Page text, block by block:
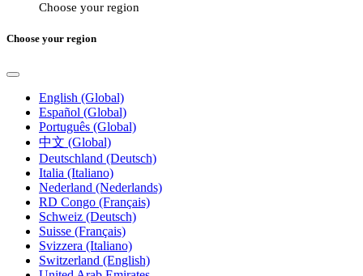
Choose your region
Choose your region
English (Global)
Español (Global)
Português (Global)
中文 (Global)
Deutschland (Deutsch)
Italia (Italiano)
Nederland (Nederlands)
RD Congo (Français)
Schweiz (Deutsch)
Suisse (Français)
Svizzera (Italiano)
Switzerland (English)